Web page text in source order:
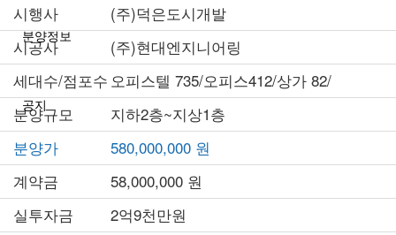
분양정보
공지
시행사
(주)덕은도시개발
시공사
(주)현대엔지니어링
세대수/점포수 오피스텔 735/오피스412/상가 82/
분양규모
지하2층~지상1층
분양가
580,000,000 원
계약금
58,000,000 원
실투자금
2억9천만원